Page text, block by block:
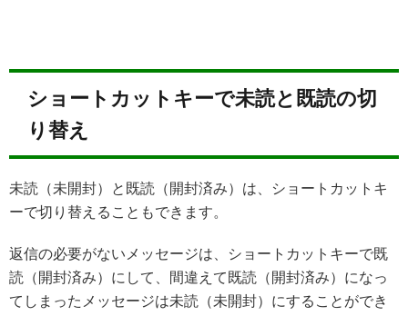
ショートカットキーで未読と既読の切
り替え
未読（未開封）と既読（開封済み）は、ショートカットキ
ーで切り替えることもできます。
返信の必要がないメッセージは、ショートカットキーで既
読（開封済み）にして、間違えて既読（開封済み）になっ
てしまったメッセージは未読（未開封）にすることができ